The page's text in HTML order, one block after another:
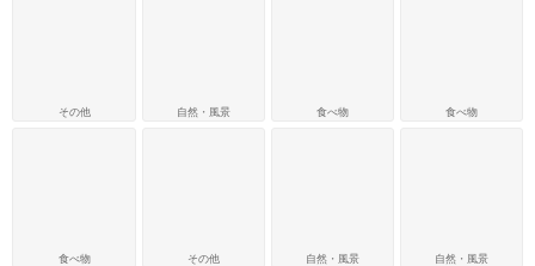
その他
食べ物
自然・風景
その他
食べ物
自然・風景
食べ物
自然・風景